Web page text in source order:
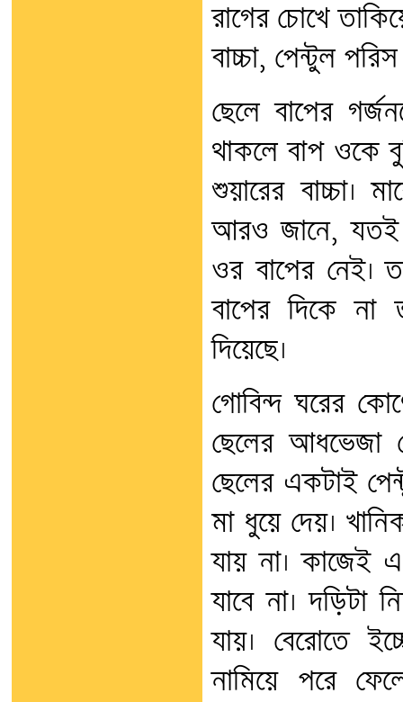
রাগের চোখে
বাচ্চা, পেন্টুল
ছেলে বাপের
থাকলে বাপ ওকে
শুয়ারের বাচ্চা।
আরও জানে, যতই
ওর বাপের নেই।
বাপের দিকে না
দিয়েছে।
গোবিন্দ ঘরের
ছেলের আধভেজা
ছেলের একটাই
মা ধুয়ে দেয়।
যায় না। কাজেই
যাবে না। দড়িটা
যায়। বেরোতে
নামিয়ে পরে